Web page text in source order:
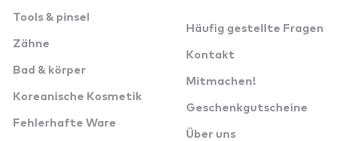
Tools & pinsel
Zähne
Bad & körper
Koreanische Kosmetik
Fehlerhafte Ware
Häufig gestellte Fragen
Kontakt
Mitmachen!
Geschenkgutscheine
Über uns